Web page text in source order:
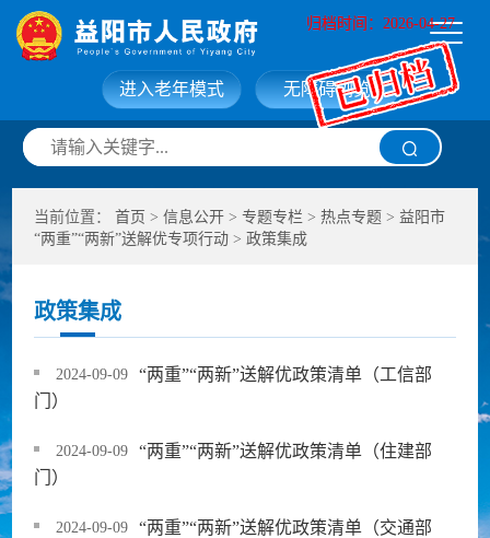
归档时间：2026-04-27
网站首页 走进益阳
信息公开 政务服务
互动交流
无障碍浏览
进入老年模式
当前位置：首页 >信息公开 >专题专栏 >热点专题 > 益阳市
“两重”“两新”送解优专项行动 >政策集成
政策集成
2024-09-09
“两重”“两新”送解优政策清单（工信部
门）
2024-09-09
“两重”“两新”送解优政策清单（住建部
门）
2024-09-09
“两重”“两新”送解优政策清单（交通部